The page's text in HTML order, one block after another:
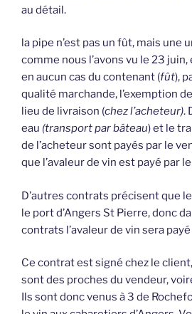
au détail.
la pipe n’est pas un fût, mais une
comme nous l’avons vu le 23
en aucun cas du contenant (fût),
qualité marchande, l’exemption
lieu de livraison (chez l’acheteur).
eau (transport par bâteau) et le
de l’acheteur sont payés par le
que l’avaleur de vin est payé par
D’autres contrats précisent que
le port d’Angers St Pierre, donc
contrats l’avaleur de vin sera
Ce contrat est signé chez le
sont des proches du vendeur,
Ils sont donc venus à 3 de